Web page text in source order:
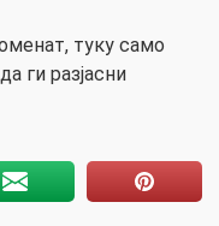
туку само
ги разјасни